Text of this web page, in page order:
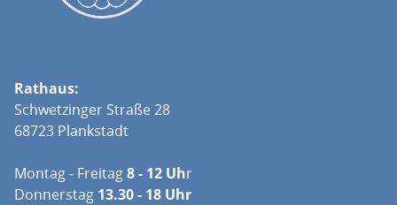
Rathaus:
Schwetzinger Straße 28
68723 Plankstadt
Montag - Freitag8 - 12 Uhr
Donnerstag 13.30 - 18 Uhr